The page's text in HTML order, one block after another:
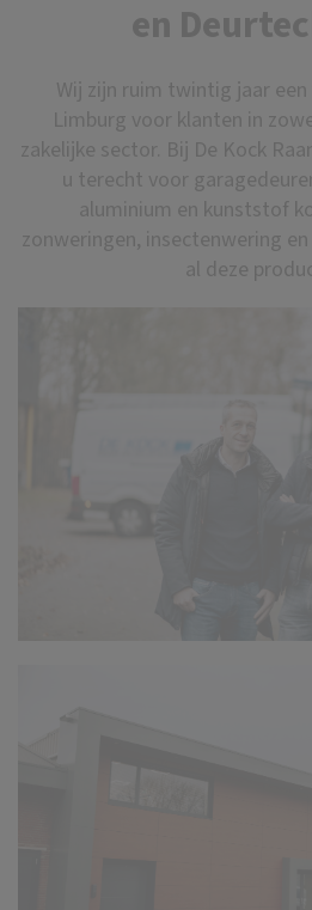
en
Wij zijn ruim twintig jaar
Limburg voor klanten in
zakelijke sector. Bij De Kock
u terecht voor
aluminium en kunststof
zonweringen, insectenwering
al deze